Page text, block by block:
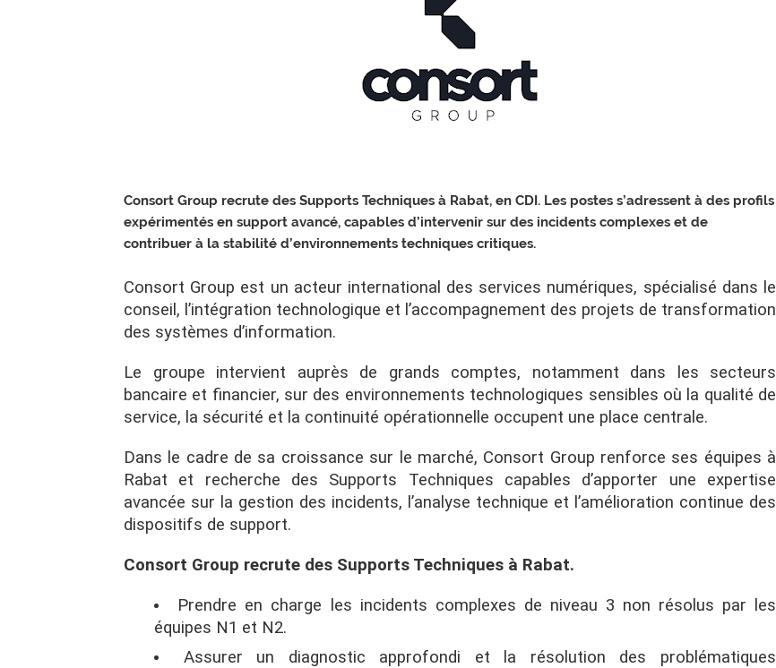
Consort Group recrute des Supports Techniques à Rabat, en CDI. Les postes s’adressent à des profils
expérimentés en support avancé, capables d’intervenir sur des incidents complexes et de
contribuer à la stabilité d’environnements techniques critiques.
Consort Group est un acteur international des services numériques, spécialisé dans le
conseil, l’intégration technologique et l’accompagnement des projets de transformation
des systèmes d’information.
Le groupe intervient auprès de grands comptes, notamment dans les secteurs
bancaire et financier, sur des environnements technologiques sensibles où la qualité de
service, la sécurité et la continuité opérationnelle occupent une place centrale.
Dans le cadre de sa croissance sur le marché, Consort Group renforce ses équipes à
Rabat et recherche des Supports Techniques capables d’apporter une expertise
avancée sur la gestion des incidents, l’analyse technique et l’amélioration continue des
dispositifs de support.
Consort Group recrute des Supports Techniques à Rabat.
Prendre en charge les incidents complexes de niveau 3 non résolus par les
équipes N1 et N2.
Assurer un diagnostic approfondi et la résolution des problématiques